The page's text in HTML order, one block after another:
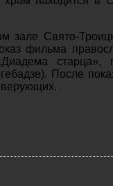
зале Свято-
фильма
После